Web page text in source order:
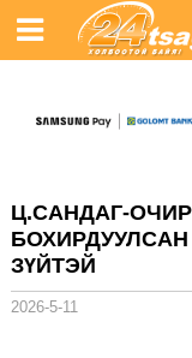
Ц.САНДАГ-
ЗҮЙТЭЙ
2026-5-11